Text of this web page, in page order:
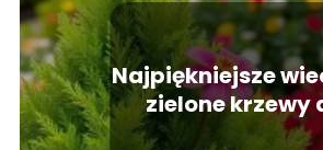
Najpiękniejsze
zielone krzewy
Twojego